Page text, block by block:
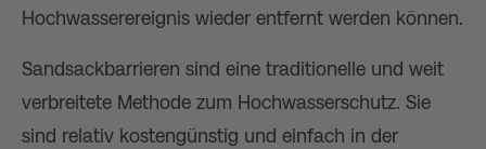
Hochwasserereignis wieder entfernt werden können.
Sandsackbarrieren sind eine traditionelle und weit
verbreitete Methode zum Hochwasserschutz. Sie
sind relativ kostengünstig und einfach in der